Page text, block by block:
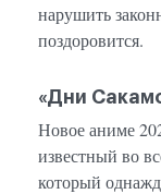
нарушить
поздоровится.
«Дни
Новое аниме
известный во
который